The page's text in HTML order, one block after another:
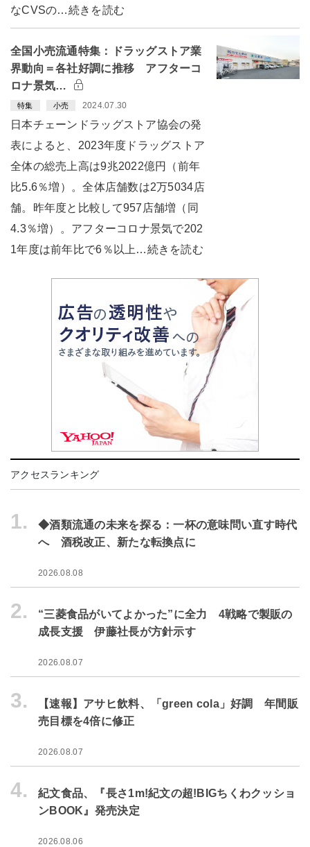
なCVSの…続きを読む
全国小売流通特集：ドラッグストア業
界動向＝各社好調に推移 アフターコ
ロナ景気…
特集 小売 2024.07.30
日本チェーンドラッグストア協会の発
表によると、2023年度ドラッグストア
全体の総売上高は9兆2022億円（前年
比5.6％増）。全体店舗数は2万5034店
舗。昨年度と比較して957店舗増（同
4.3％増）。アフターコロナ景気で202
1年度は前年比で6％以上…続きを読む
アクセスランキング
1.
◆酒類流通の未来を探る：一杯の意味問い直す時代
へ 酒税改正、新たな転換点に
2026.08.08
2.
“三菱食品がいてよかった”に全力 4戦略で製販の
成長支援 伊藤社長が方針示す
2026.08.07
3.
【速報】アサヒ飲料、「green cola」好調 年間販
売目標を4倍に修正
2026.08.07
4.
紀文食品、『長さ1m!紀文の超!BIGちくわクッショ
ンBOOK』発売決定
2026.08.06